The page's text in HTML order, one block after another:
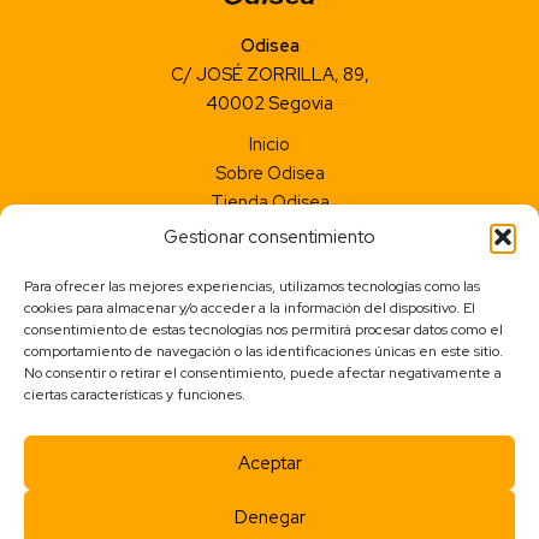
Gestionar consentimiento
Para ofrecer las mejores experiencias, utilizamos tecnologías como las
cookies para almacenar y/o acceder a la información del dispositivo. El
consentimiento de estas tecnologías nos permitirá procesar datos como el
comportamiento de navegación o las identificaciones únicas en este sitio.
No consentir o retirar el consentimiento, puede afectar negativamente a
ciertas características y funciones.
Aceptar
Denegar
Odisea
C/ JOSÉ ZORRILLA, 89,
40002 Segovia
Inicio
Sobre Odisea
Tienda Odisea
Contacto
Accesibilidad
Política de privacidad
Política de cookies (UE)
Condiciones de Compra
Política de Devolución